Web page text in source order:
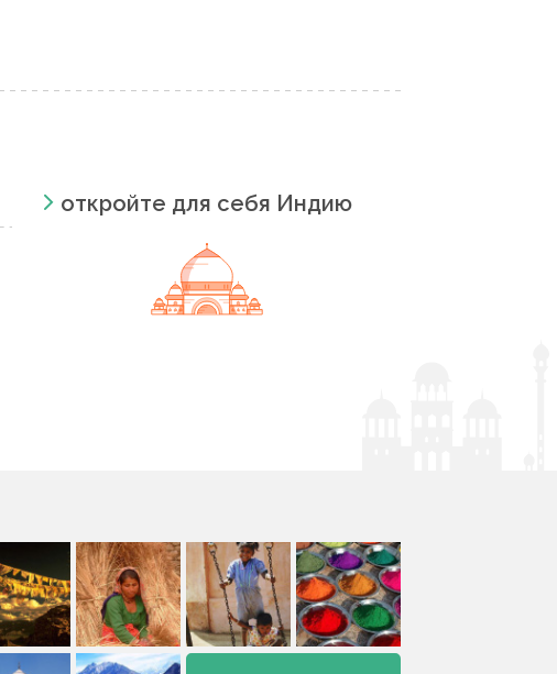
откройте для себя Индию